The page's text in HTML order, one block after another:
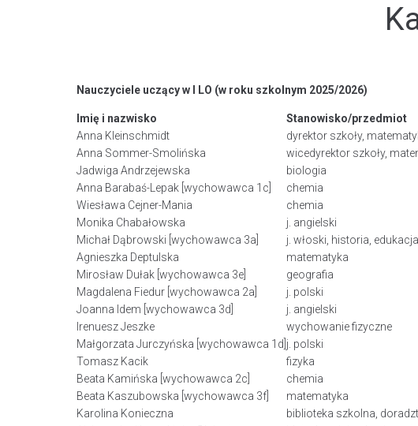
Nauczyciele uczący w I LO (w roku szkolnym 2025/2026)
Imię i nazwisko
Stanowisko/przedmiot
Anna Kleinschmidt
dyrektor szkoły,
Anna Sommer-Smolińska
wicedyrektor szkoły,
Jadwiga Andrzejewska
biologia
Anna Barabaś-Lepak [wychowawca 1c]
chemia
Wiesława Cejner-Mania
chemia
Monika Chabałowska
j. angielski
Michał Dąbrowski [wychowawca 3a]
j. włoski, historia,
Agnieszka Deptulska
matematyka
Mirosław Dułak [wychowawca 3e]
geografia
Magdalena Fiedur [wychowawca 2a]
j. polski
Joanna Idem [wychowawca 3d]
j. angielski
Irenuesz Jeszke
wychowanie fizyczne
Małgorzata Jurczyńska [wychowawca 1d] j. polski
Tomasz Kacik
fizyka
Beata Kamińska [wychowawca 2c]
chemia
Beata Kaszubowska [wychowawca 3f]
matematyka
Karolina Konieczna
biblioteka szkolna,